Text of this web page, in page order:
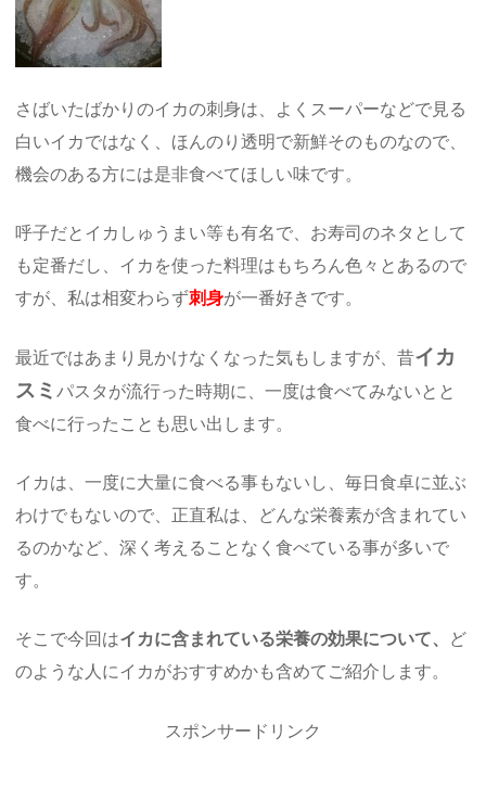
さばいたばかりのイカの刺身は、よくスーパーなどで見る
白いイカではなく、ほんのり透明で新鮮そのものなので、
機会のある方には是非食べてほしい味です。
呼子だとイカしゅうまい等も有名で、お寿司のネタとして
も定番だし、イカを使った料理はもちろん色々とあるので
すが、私は相変わらず刺身が一番好きです。
最近ではあまり見かけなくなった気もしますが、昔イカ
スミパスタが流行った時期に、一度は食べてみないとと
食べに行ったことも思い出します。
イカは、一度に大量に食べる事もないし、毎日食卓に並ぶ
わけでもないので、正直私は、どんな栄養素が含まれてい
るのかなど、深く考えることなく食べている事が多いで
す。
そこで今回はイカに含まれている栄養の効果について、 ど
のような人にイカがおすすめかも含めてご紹介します。
スポンサードリンク